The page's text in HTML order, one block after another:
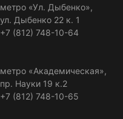
метро «Ул. Дыбенко»,
ул. Дыбенко 22 к. 1
+7 (812) 748-10-64
метро «Академическая»,
пр. Науки 19 к.2
+7 (812) 748-10-65